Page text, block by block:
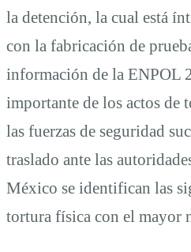
la detención, la cual está
con la fabricación de
información de la ENPOL
importante de los actos de
las fuerzas de seguridad
traslado ante las
México se identifican las
tortura física con el mayor